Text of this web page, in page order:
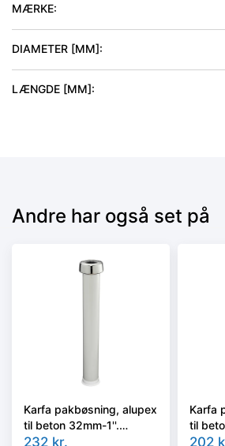
MÆRKE:
DIAMETER [MM]:
LÆNGDE [MM]:
Andre har også set på
Karfa pakbøsning, alupex
til beton 32mm-1''.
300mm
232 kr.
Karfa
til
202